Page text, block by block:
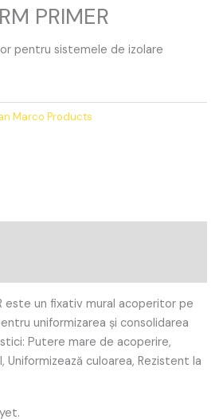
PRIMER
pentru sistemele de izolare
Marco Products
este un fixativ mural acoperitor pe
uniformizarea și consolidarea
Putere mare de acoperire,
Uniformizează culoarea, Rezistent la